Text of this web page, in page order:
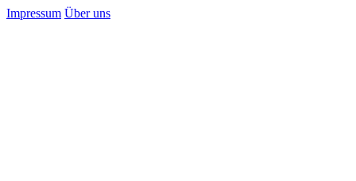
Impressum Über uns